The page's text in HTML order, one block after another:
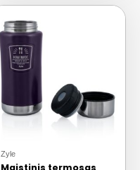
Zyle
Maistinis termosas